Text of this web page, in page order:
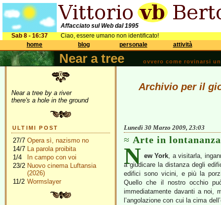
Affacciato sul Web dal 1995
Sab 8 - 16:37
Ciao, essere umano non identificato!
home
blog personale attività
Near a tree ovvero come rovinarsi
Near a tree by a river
there's a hole in the ground
ULTIMI POST
27/7 Opera sì, nazismo no
14/7 La parola proibita
1/4
In campo con voi
23/2 Nuovo cinema Luftansia
(2026)
11/2 Wormslayer
Archivio per il
Lunedì 30 Marzo 2009, 23:03
Arte in lontananza
N ew York, a visitarla,
a giudicare la distanza degli
edifici sono vicini, e più la
Quello che il nostro occhio
immediatamente davanti a noi,
l’angolazione con cui la cima